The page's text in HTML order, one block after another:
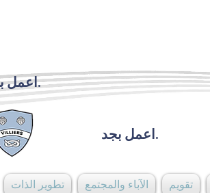
اعمل بجد.
اعمل بجد.
تطوير الذات الآباء والمجتمع تقويم